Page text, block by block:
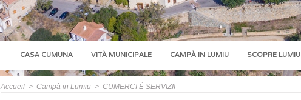
CASA CUMUNA VITÀ MUNICIPALE CAMPÀ IN LUMIU SCOPRE LUMIU
Accueil > Campà in Lumiu > CUMERCI È SERVIZII